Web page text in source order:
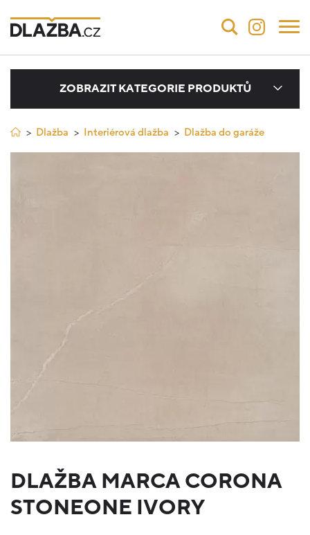
ZOBRAZIT KATEGORIE PRODUKTŮ
Dlažba Interiérová dlažba Dlažba do garáže
DLAŽBA MARCA CORONA
STONEONE IVORY